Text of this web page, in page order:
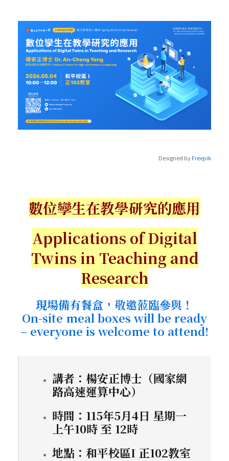
Designed by Freepik
數位孿生在教學研究的應用
Applications of Digital
Twins in Teaching and
Research
現場備有餐盒，敬邀蒞臨參與！
On-site meal boxes will be ready
– everyone is welcome to attend!
講者：楊安正博士（國家網
路高速運算中心）
時間：115年5月4日 星期一
上午10時 至 12時
地點：和平校區I 正102教室